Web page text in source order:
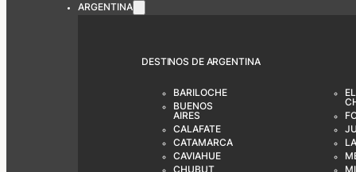
ARGENTINA
DESTINOS DE ARGENTINA
BARILOCHE
BUENOS
AIRES
CALAFATE
CATAMARCA
CAVIAHUE
CHUBUT
EL